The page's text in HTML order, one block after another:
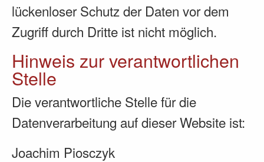
lückenloser Schutz der Daten vor dem
Zugriff durch Dritte ist nicht möglich.
Hinweis zur verantwortlichen
Stelle
Die verantwortliche Stelle für die
Datenverarbeitung auf dieser Website ist:
Joachim Piosczyk